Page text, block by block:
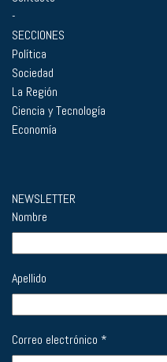
-
SECCIONES
Política
Sociedad
La Región
Ciencia y Tecnología
Economía
NEWSLETTER
Nombre
Apellido
Correo electrónico *